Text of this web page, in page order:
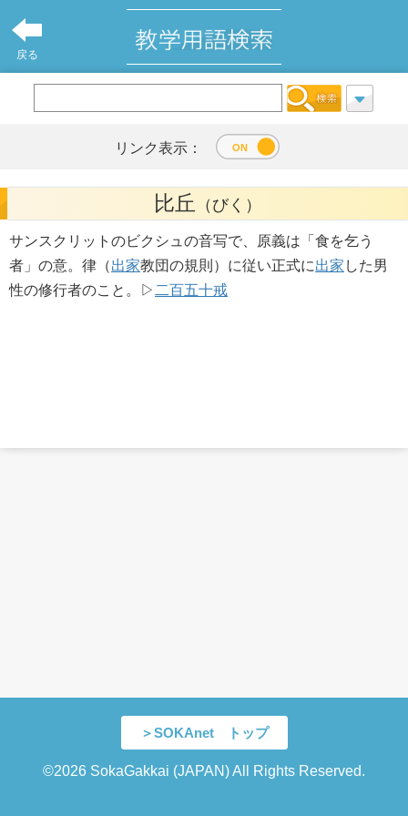
戻る
リンク表示：
比丘 （びく）
サンスクリットのビクシュの音写で、原義は「食を乞う
者」の意。律（出家教団の規則）に従い正式に出家 した男
性の修行者のこと。▷ 二百五十戒
＞SOKAnet トップ
©2026 SokaGakkai (JAPAN) All Rights Reserved.